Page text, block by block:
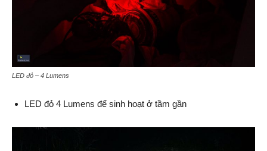
LED đỏ – 4 Lumens
LED đỏ 4 Lumens để sinh hoạt ở tầm gần